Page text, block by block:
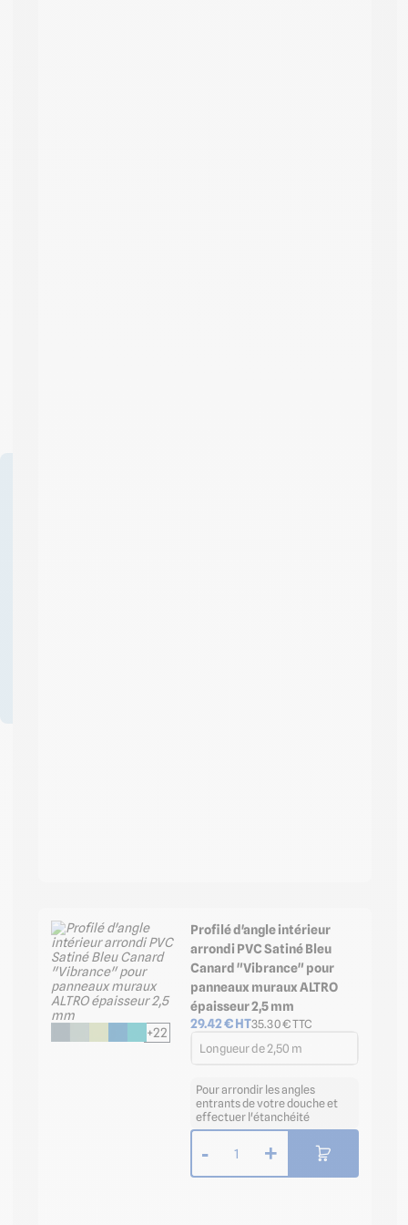
+22
Profilé d'angle intérieur
arrondi PVC Satiné Bleu
Canard "Vibrance" pour
panneaux muraux ALTRO
épaisseur 2,5 mm
29.42€ HT35.30€ TTC
Longueur de 2,50 m
Pour arrondir les angles
entrants de votre douche et
effectuer l'étanchéité
- 1 +